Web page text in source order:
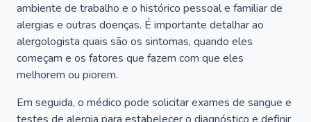
ambiente de trabalho e o histórico pessoal e familiar de
alergias e outras doenças. É importante detalhar ao
alergologista quais são os sintomas, quando eles
começam e os fatores que fazem com que eles
melhorem ou piorem.
Em seguida, o médico pode solicitar exames de sangue e